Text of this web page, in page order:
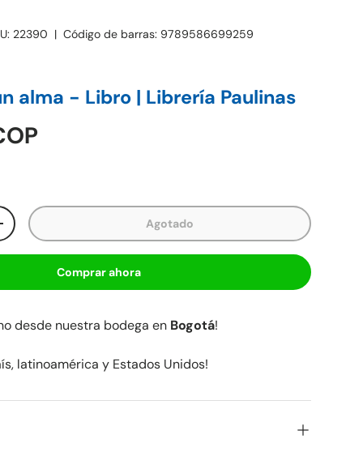
22390 |Código de barras: 9789586699259
alma - Libro | Librería Paulinas
Agotado
Comprar ahora
desde nuestra bodega en Bogotá!
latinoamérica y Estados Unidos!